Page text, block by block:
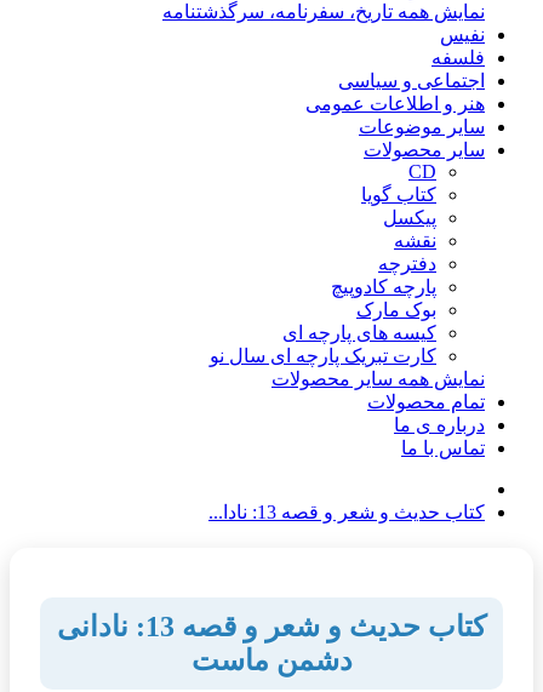
نمایش همه تاریخ، سفرنامه، سرگذشتنامه
نفیس
فلسفه
اجتماعی و سیاسی
هنر و اطلاعات عمومی
سایر موضوعات
سایر محصولات
CD
کتاب گویا
پیکسل
نقشه
دفترچه
پارچه کادوپیچ
بوک مارک
کیسه های پارچه ای
کارت تبریک پارچه ای سال نو
نمایش همه سایر محصولات
تمام محصولات
درباره ی ما
تماس با ما
کتاب حدیث و شعر و قصه 13: نادا...
کتاب حدیث و شعر و قصه 13: نادانی
دشمن ماست